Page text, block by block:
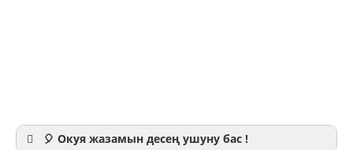
🎈 Окуя жазамын десең ушуну бас !